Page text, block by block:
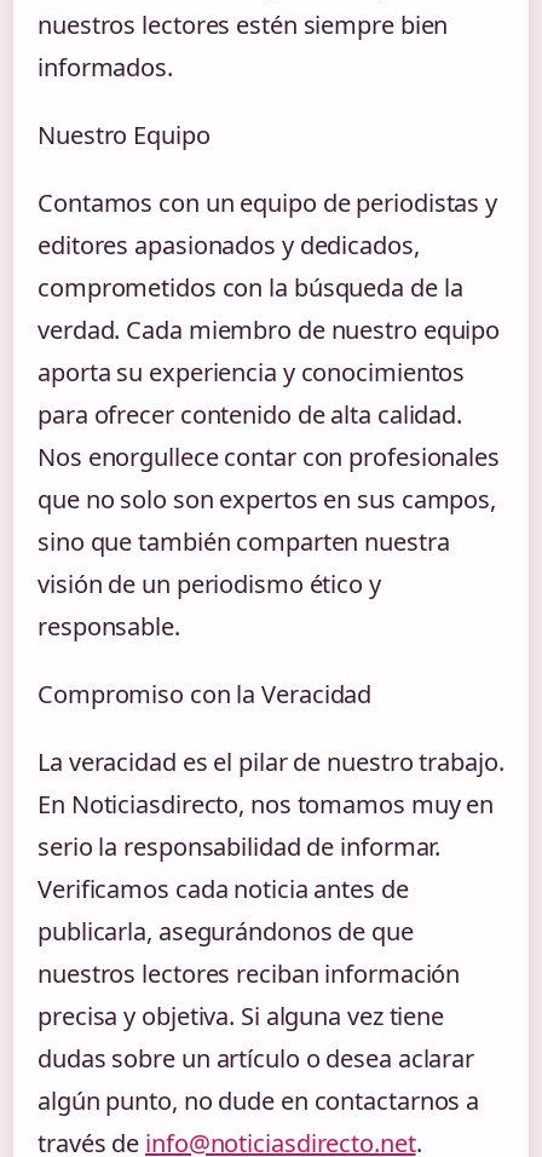
nuestros lectores estén siempre bien
informados.
Nuestro Equipo
Contamos con un equipo de periodistas y
editores apasionados y dedicados,
comprometidos con la búsqueda de la
verdad. Cada miembro de nuestro equipo
aporta su experiencia y conocimientos
para ofrecer contenido de alta calidad.
Nos enorgullece contar con profesionales
que no solo son expertos en sus campos,
sino que también comparten nuestra
visión de un periodismo ético y
responsable.
Compromiso con la Veracidad
La veracidad es el pilar de nuestro trabajo.
En Noticiasdirecto, nos tomamos muy en
serio la responsabilidad de informar.
Verificamos cada noticia antes de
publicarla, asegurándonos de que
nuestros lectores reciban información
precisa y objetiva. Si alguna vez tiene
dudas sobre un artículo o desea aclarar
algún punto, no dude en contactarnos a
través de info@noticiasdirecto.net.